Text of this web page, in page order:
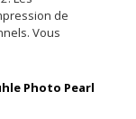
de
Vous
Photo Pearl